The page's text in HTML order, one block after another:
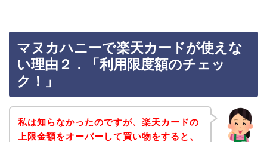
マヌカハニーで楽天カードが使えな
い理由２．「利用限度額のチェッ
ク！」
私は知らなかったのですが、楽天カードの
上限金額をオーバーして買い物をすると、